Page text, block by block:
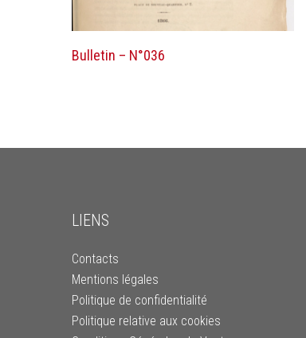
Lire la suite
Bulletin – N°036
LIENS
Contacts
Mentions légales
Politique de confidentialité
Politique relative aux cookies